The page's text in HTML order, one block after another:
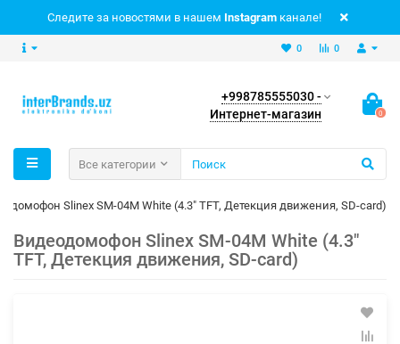
Следите за новостями в нашем Instagram канале!
0
0
+998785555030 -
Интернет-магазин
0
Все категории
Slinex SM-04M White (4.3" TFT, Детекция движения, SD-card)
Видеодомофон Slinex SM-04M White (4.3"
TFT, Детекция движения, SD-card)